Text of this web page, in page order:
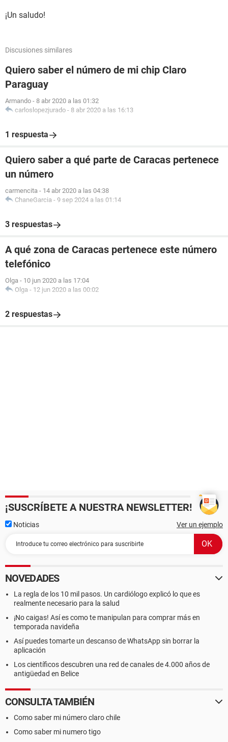
¡Un saludo!
Discusiones similares
Quiero saber el número de mi chip Claro
Paraguay
Armando - 8 abr 2020 a las 01:32
carloslopezjurado - 8 abr 2020 a las 16:13
1 respuesta
Quiero saber a qué parte de Caracas pertenece
un número
carmencita - 14 abr 2020 a las 04:38
ChaneGarcia - 9 sep 2024 a las 01:14
3 respuestas
A qué zona de Caracas pertenece este número
telefónico
Olga - 10 jun 2020 a las 17:04
Olga - 12 jun 2020 a las 00:02
2 respuestas
¡SUSCRÍBETE A NUESTRA NEWSLETTER!
Noticias Ver un ejemplo
NOVEDADES
La regla de los 10 mil pasos. Un cardiólogo explicó lo que es
realmente necesario para la salud
¡No caigas! Así es como te manipulan para comprar más en
temporada navideña
Así puedes tomarte un descanso de WhatsApp sin borrar la
aplicación
Los científicos descubren una red de canales de 4.000 años de
antigüedad en Belice
CONSULTA TAMBIÉN
Como saber mi número claro chile
Como saber mi numero tigo